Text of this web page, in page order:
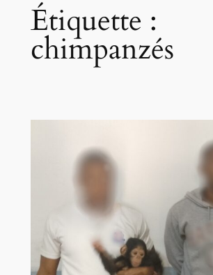
Étiquette :
chimpanzés